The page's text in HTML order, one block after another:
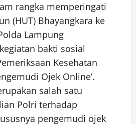
rangka memperingati
(HUT) Bhayangkara ke
Lampung
bakti sosial
Kesehatan
Ojek Online’.
salah satu
Polri terhadap
pengemudi ojek